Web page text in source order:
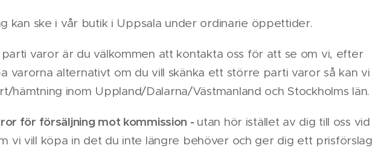
kan ske i vår butik i Uppsala under ordinarie öppettider.
varor är du välkommen att kontakta oss för att se om vi, efter
varorna alternativt om du vill skänka ett större parti varor så kan vi
hämtning inom Uppland/Dalarna/Västmanland och Stockholms län.
för försäljning mot kommission - utan hör istället av dig till oss vid
vi vill köpa in det du inte längre behöver och ger dig ett prisförslag